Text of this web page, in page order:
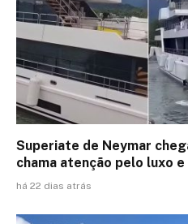
Superiate de Neymar
chama atenção pelo luxo
há 22 dias atrás